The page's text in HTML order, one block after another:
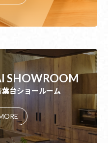
SHOWROOM
台ショールーム